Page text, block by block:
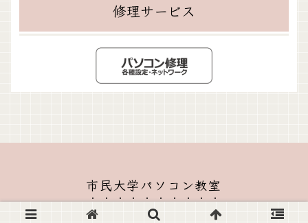
修理サービス
市民大学パソコン教室
© 2020-2026 市民大学パソコン教室.